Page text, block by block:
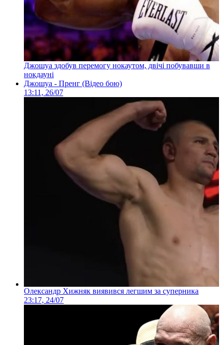
Джошуа здобув перемогу нокаутом, двічі побувавши в
нокдауні
Джошуа - Пренг (Відео бою)
13:11, 26/07
Олександр Хижняк виявився легшим за суперника
23:17, 24/07